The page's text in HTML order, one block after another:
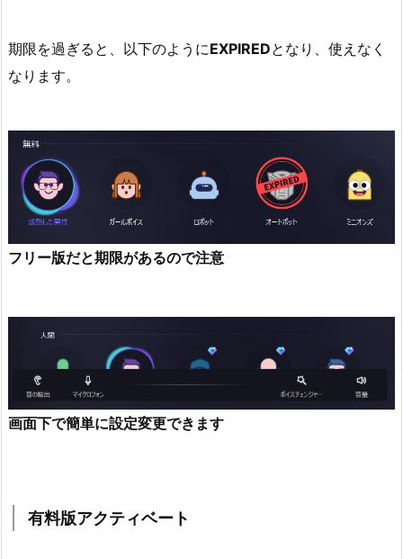
期限を過ぎると、以下のようにEXPIREDとなり、使えなく
なります。
フリー版だと期限があるので注意
画面下で簡単に設定変更できます
有料版アクティベート